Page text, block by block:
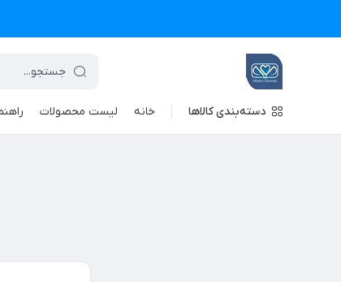
دسته‌بندی کالاها خانه لیست محصولات